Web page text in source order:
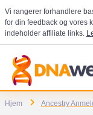
Vi rangerer forhandlere
for din feedback og vores
indeholder affiliate links.
Hjem Ancestry